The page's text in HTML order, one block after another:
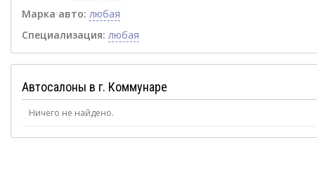
Марка авто: любая
Специализация: любая
Автосалоны в г. Коммунаре
Ничего не найдено.